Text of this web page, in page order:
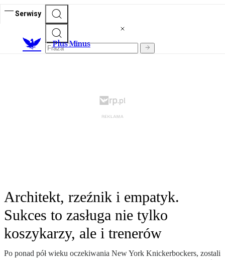
Serwisy
Plus Minus
Architekt, rzeźnik i empatyk.
Sukces to zasługa nie tylko
koszykarzy, ale i trenerów
Po ponad pół wieku oczekiwania New York Knickerbockers, zostali